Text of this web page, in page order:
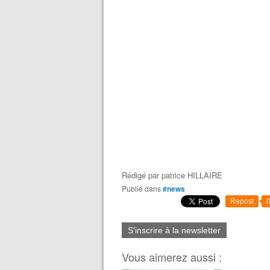
Rédigé parpatrice HILLAIRE
Publié dans#news
Repost 0
S'inscrire à la newsletter
Vous aimerez aussi :